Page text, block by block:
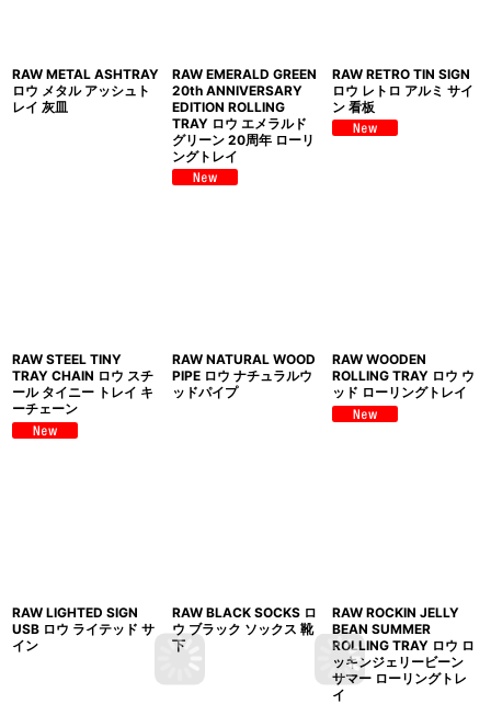
RAW METAL ASHTRAY
ロウ メタル アッシュト
レイ 灰皿
RAW EMERALD GREEN
20th ANNIVERSARY
EDITION ROLLING
TRAY ロウ エメラルド
グリーン 20周年 ローリ
ングトレイ
RAW RETRO TIN SIGN
ロウ レトロ アルミ サイ
ン 看板
RAW STEEL TINY
TRAY CHAIN ロウ スチ
ール タイニー トレイ キ
ーチェーン
RAW NATURAL WOOD
PIPE ロウ ナチュラルウ
ッドパイプ
RAW WOODEN
ROLLING TRAY ロウ ウ
ッド ローリングトレイ
RAW LIGHTED SIGN
USB ロウ ライテッド サ
イン
RAW BLACK SOCKS ロ
ウ ブラック ソックス 靴
下
RAW ROCKIN JELLY
BEAN SUMMER
ROLLING TRAY ロウ ロ
ッキンジェリービーン
サマー ローリングトレ
イ